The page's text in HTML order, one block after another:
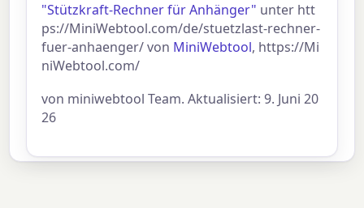
"Stützkraft-Rechner für Anhänger" unter htt
ps://MiniWebtool.com/de/stuetzlast-rechner-
fuer-anhaenger/ von MiniWebtool, https://Mi
niWebtool.com/
von miniwebtool Team. Aktualisiert: 9. Juni 20
26